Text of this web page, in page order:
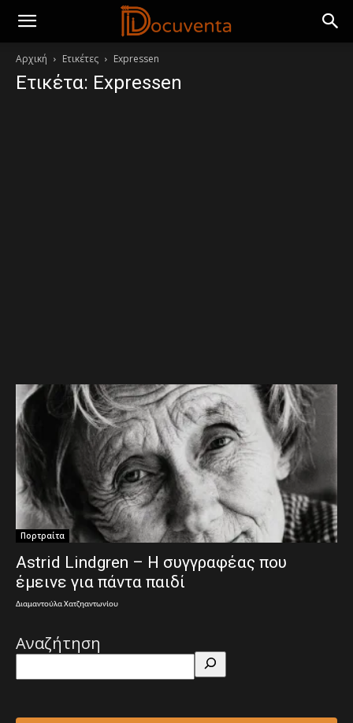
Αρχική Ετικέτες Expressen
Ετικέτα: Expressen
Πορτραίτα
Astrid Lindgren – Η συγγραφέας που
έμεινε για πάντα παιδί
Διαμαντούλα Χατζηαντωνίου
Αναζήτηση